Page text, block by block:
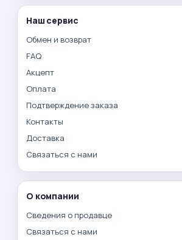
Наш сервис
Обмен и возврат
FAQ
Акцепт
Оплата
Подтверждение заказа
Контакты
Доставка
Связаться с нами
О компании
Сведения о продавце
Связаться с нами